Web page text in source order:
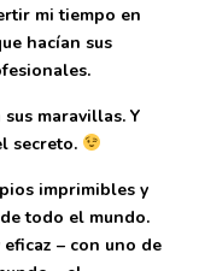
mi tiempo en
hacían sus
maravillas. Y
secreto.
imprimibles y
todo el mundo.
– con uno de